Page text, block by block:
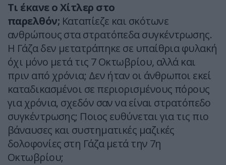
Τι έκανε ο Χίτλερ στο
παρελθόν; Καταπίεζε και σκότωνε
ανθρώπους στα στρατόπεδα συγκέντρωσης.
Η Γάζα δεν μετατράπηκε σε υπαίθρια φυλακή
όχι μόνο μετά τις 7 Οκτωβρίου, αλλά και
πριν από χρόνια; Δεν ήταν οι άνθρωποι εκεί
καταδικασμένοι σε περιορισμένους πόρους
για χρόνια, σχεδόν σαν να είναι στρατόπεδο
συγκέντρωσης; Ποιος ευθύνεται για τις πιο
βάναυσες και συστηματικές μαζικές
δολοφονίες στη Γάζα μετά την 7η
Οκτωβρίου;